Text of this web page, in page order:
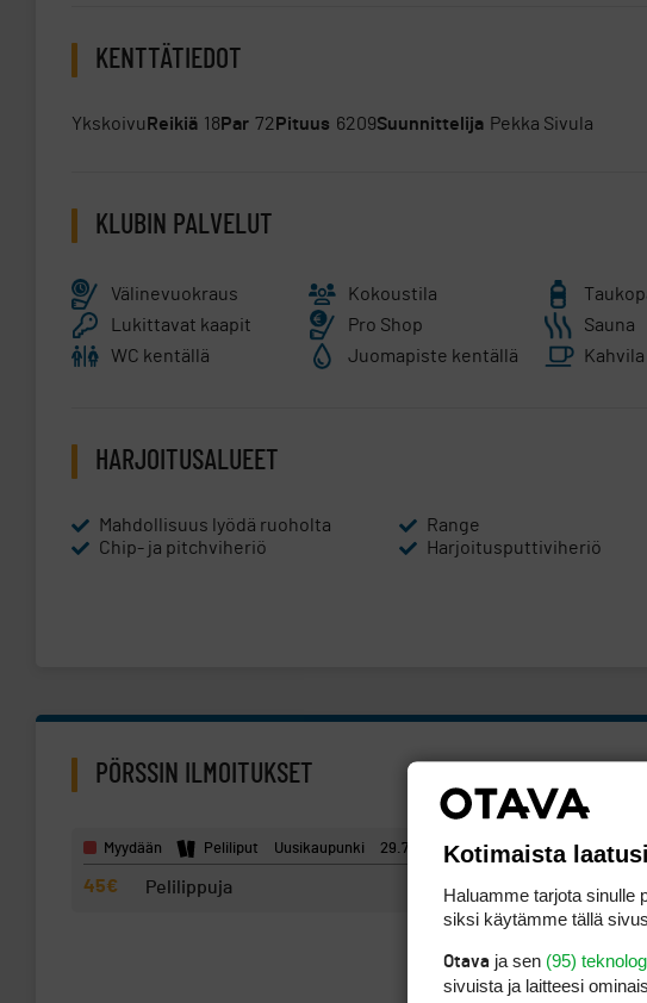
Metsäosuus päättyy väylän 13 avaukseen, josta avautuu komeat
KENTTÄTIEDOT
Ykskoivu Reikiä 18 Par 72 Pituus 6209Suunnittelija Pekka Sivula
KLUBIN PALVELUT
Välinevuokraus Kokoustila
Lukittavat kaapit
Pro Shop Sauna
WC kentällä
Juomapiste kentällä Kahvila
HARJOITUSALUEET
Mahdollisuus lyödä ruoholta Range
Chip- ja pitchviheriö
Harjoitusputtiviheriö
PÖRSSIN ILMOITUKSET
Myydään Peliliput Uusikaupunki 29.7.2026 13:31
45€ Pelilippuja 45€
Hae lisää
Kotimaista
Haluamme tarjota sinulle
siksi käytämme tällä
Otava ja sen (95)
sivuista ja laitteesi